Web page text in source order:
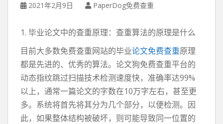
2021年2月9日 PaperDog免费查重
1. 毕业论文中的查重原理：查重算法的原理是什么
目前大多数免费查重网站的毕业论文免费查重原理
都是先进的、优秀的算法。论文狗免费查重平台的
动态指纹跳过扫描技术检测速度快，准确率达99%
以上，通常一篇论文的字数在10万字左右，甚至更
多。系统将首先将其分为几个部分，以便检测。因
此，如果整体结构被破坏，则可能导致同一位置的